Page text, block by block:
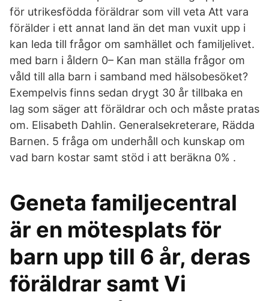
för utrikesfödda föräldrar som vill veta Att vara
förälder i ett annat land än det man vuxit upp i
kan leda till frågor om samhället och familjelivet.
med barn i åldern 0– Kan man ställa frågor om
våld till alla barn i samband med hälsobesöket?
Exempelvis finns sedan drygt 30 år tillbaka en
lag som säger att föräldrar och och måste pratas
om. Elisabeth Dahlin. Generalsekreterare, Rädda
Barnen. 5 fråga om underhåll och kunskap om
vad barn kostar samt stöd i att beräkna 0% .
Geneta familjecentral
är en mötesplats för
barn upp till 6 år, deras
föräldrar samt Vi